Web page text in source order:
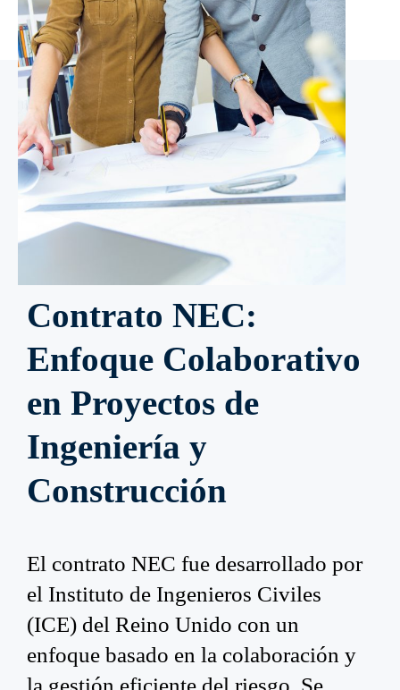
Contrato NEC:
Enfoque Colaborativo
en Proyectos de
Ingeniería y
Construcción
El contrato NEC fue desarrollado por
el Instituto de Ingenieros Civiles
(ICE) del Reino Unido con un
enfoque basado en la colaboración y
la gestión eficiente del riesgo. Se